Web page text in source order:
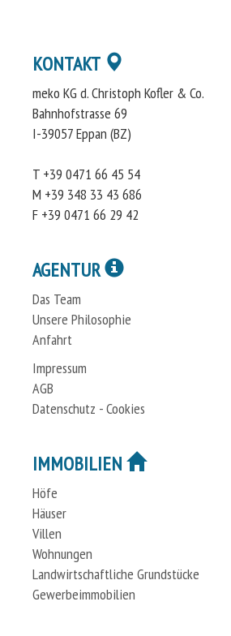
KONTAKT
meko KG d. Christoph Kofler & Co.
Bahnhofstrasse 69
I-39057 Eppan (BZ)
T +39 0471 66 45 54
M +39 348 33 43 686
F +39 0471 66 29 42
AGENTUR
Das Team
Unsere Philosophie
Anfahrt
Impressum
AGB
Datenschutz - Cookies
IMMOBILIEN
Höfe
Häuser
Villen
Wohnungen
Landwirtschaftliche Grundstücke
Gewerbeimmobilien